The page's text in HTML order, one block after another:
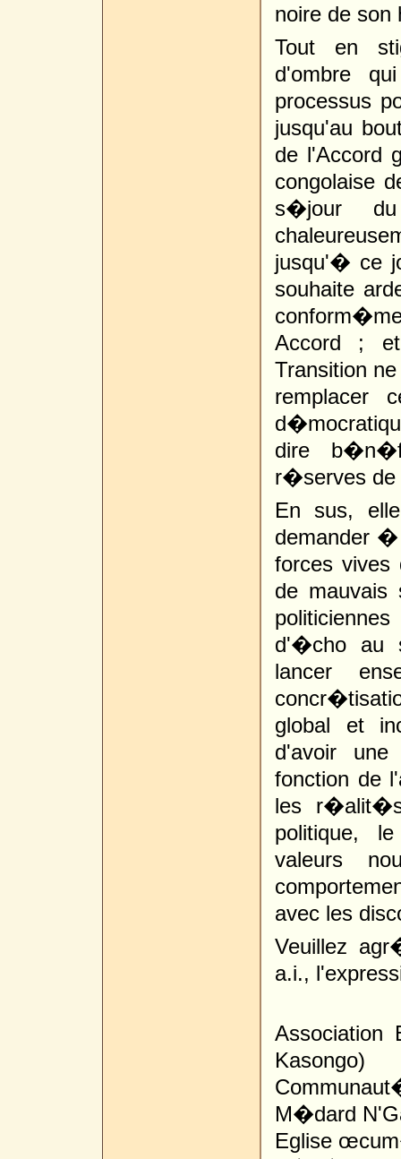
noire de son
Tout en
d'ombre
processus
jusqu'au
de l'Accord
congolaise
s�jour
jusqu'� ce
souhaite
Accord ;
Transition
remplacer
dire
r�serves de
En sus,
demander �
forces
de mauvais
d'�cho au
lancer
global et
d'avoir
fonction de
les
politique,
valeurs
avec les
Veuillez
a.i.,
Association
Kasongo)
M�dard
Eglise